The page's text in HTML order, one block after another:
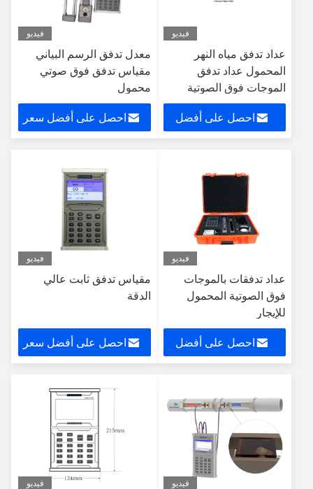
فيديو
عداد تدفق مياه النهر
المحمول عداد تدفق
الموجات فوق الصوتية
احصل على أفضل
فيديو
معدل تدفق الرسم البياني
مقياس تدفق فوق صوتي
محمول
احصل على أفضل سعر
فيديو
عداد تدفقات بالموجات
فوق الصوتية المحمول
للإيجار
احصل على أفضل
فيديو
مقياس تدفق ثابت عالي
الدقة
احصل على أفضل سعر
فيديو فيديو